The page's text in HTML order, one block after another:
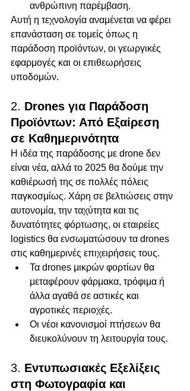
ανθρώπινη παρέμβαση.
Αυτή η τεχνολογία αναμένεται να φέρει
επανάσταση σε τομείς όπως η
παράδοση προϊόντων, οι γεωργικές
εφαρμογές και οι επιθεωρήσεις
υποδομών.
2. Drones για Παράδοση
Προϊόντων: Από Εξαίρεση
σε Καθημερινότητα
Η ιδέα της παράδοσης με drone δεν
είναι νέα, αλλά το 2025 θα δούμε την
καθιέρωσή της σε πολλές πόλεις
παγκοσμίως. Χάρη σε βελτιώσεις στην
αυτονομία, την ταχύτητα και τις
δυνατότητες φόρτωσης, οι εταιρείες
logistics θα ενσωματώσουν τα drones
στις καθημερινές επιχειρήσεις τους.
Τα drones μικρών φορτίων θα
μεταφέρουν φάρμακα, τρόφιμα ή
άλλα αγαθά σε αστικές και
αγροτικές περιοχές.
Οι νέοι κανονισμοί πτήσεων θα
διευκολύνουν τη λειτουργία τους.
3. Εντυπωσιακές Εξελίξεις
στη Φωτογραφία και